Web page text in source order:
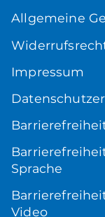
Allgemeine
Impressum
Sprache
Video